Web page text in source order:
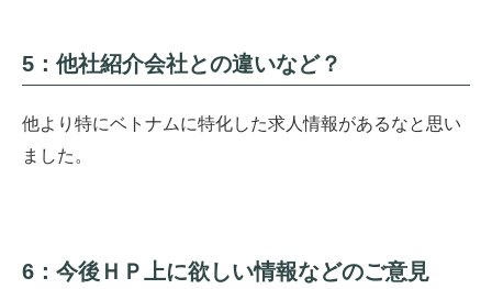
5：他社紹介会社との違いなど？
他より特にベトナムに特化した求人情報があるなと思い
ました。
6：今後ＨＰ上に欲しい情報などのご意見